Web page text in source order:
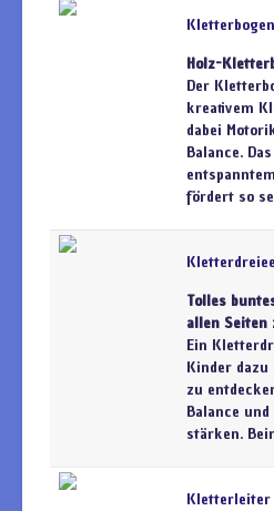
Holz-
Der
kreativem
dabei
Balance.
fördert so
Tolles
allen Seiten
Ein
Kinder
zu
Balance
stärken.
Kletterleiter